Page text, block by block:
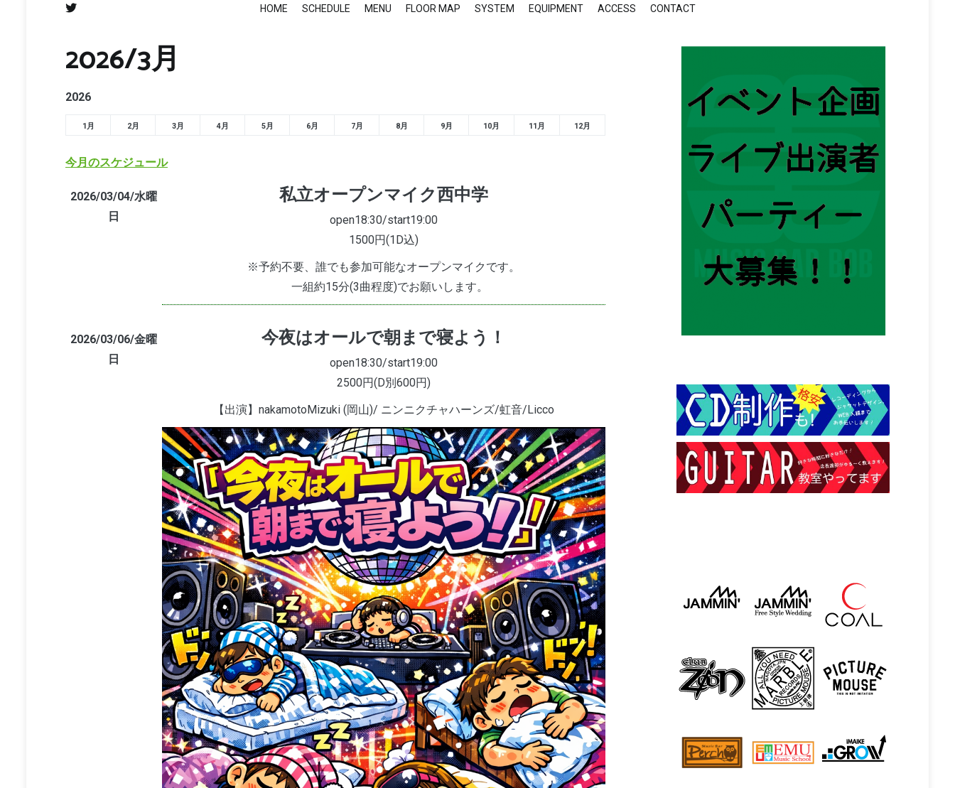
HOME SCHEDULE MENU FLOOR MAP SYSTEM EQUIPMENT ACCESS CONTACT
2026/3月
2026
1月 2月 3月 4月 5月 6月 7月 8月 9月 10月 11月 12月
今月のスケジュール
2026/03/04/水曜
日
私立オープンマイク西中学
open18:30/start19:00
1500円(1D込)
※予約不要、誰でも参加可能なオープンマイクです。
一組約15分(3曲程度)でお願いします。
2026/03/06/金曜
日
今夜はオールで朝まで寝よう！
open18:30/start19:00
2500円(D別600円)
【出演】nakamotoMizuki (岡山)/ ニンニクチャハーンズ/虹音/Licco